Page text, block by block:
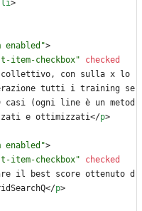
li>
>
item-checkbox"
checked
con sulla x lo
tutti i training se
(ogni line è un metod
e ottimizzati</p>
>
item-checkbox"
checked
il best score ottenuto d
</p>